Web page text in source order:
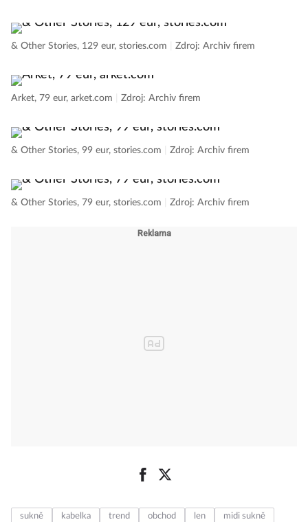
& Other Stories, 129 eur, stories.com Zdroj: Archiv firem
Arket, 79 eur, arket.com Zdroj: Archiv firem
& Other Stories, 99 eur, stories.com Zdroj: Archiv firem
& Other Stories, 79 eur, stories.com Zdroj: Archiv firem
sukně kabelka trend obchod len
midi sukně